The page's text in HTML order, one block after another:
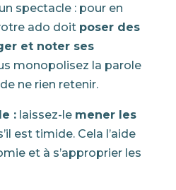
spectacle : pour en
ado doit poser des
et noter ses
monopolisez la parole
ne rien retenir.
:laissez-le mener les
est timide. Cela l’aide
et à s’approprier les